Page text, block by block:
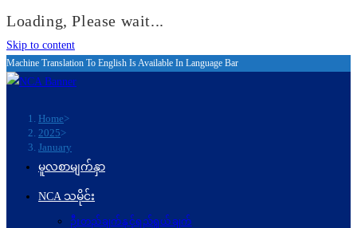
Loading, Please wait...
Skip to content
Machine Translation To English Is Available In Language Bar
Home>
2025>
January
မူလစာမျက်နှာ
NCA သမိုင်း
ဦးတည်ချက်နှင့်ရည်ရွယ်ချက်